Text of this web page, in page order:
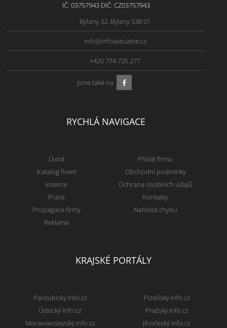
IČ: 03757943 DIČ: CZ03757943
Bylany 32, Bylany 538 01
info@infoaktualne.cz
+420 774 735 277
Jsme také na
RYCHLÁ NAVIGACE
Úvod
Katalog firem
Inzerce
Práce
Propagace firmy
Reklama
Přidat firmu
Obchodní podmínky
Ochrana osobních údajů
Kontakty
Nahlásit chybu
KRAJSKÉ PORTÁLY
Pardubický Info.cz
Ústecký Info.cz
Moravskoslezský Info.cz
Plzeňský Info.cz
Pražský Info.cz
Jihočeský Info.cz